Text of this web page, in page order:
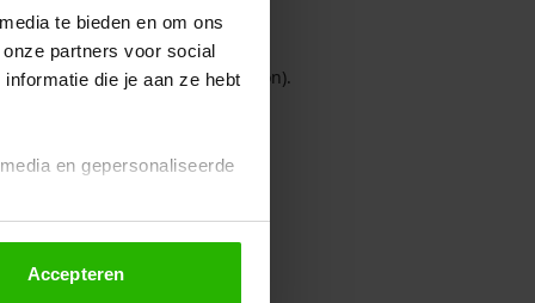
te bieden en om ons
partners voor social
die je aan ze hebt
en gepersonaliseerde
Accepteren
console for more information).